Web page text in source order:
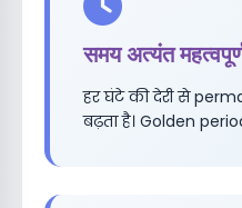
समय अत्यंत
हर घंटे की देरी से
बढ़ता है। Golden